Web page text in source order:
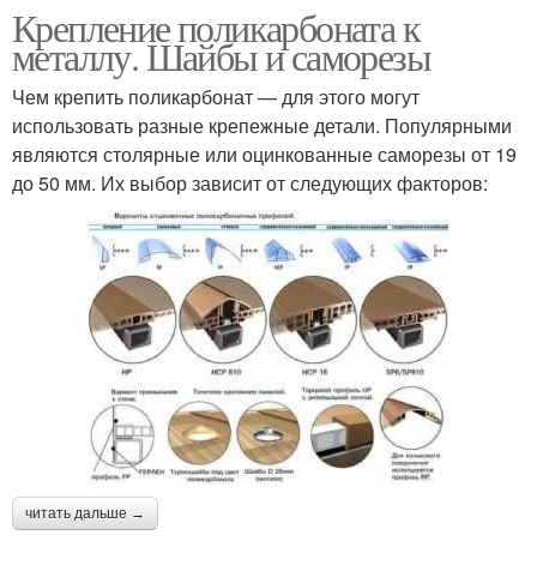
Крепление поликарбоната к
металлу. Шайбы и саморезы
Чем крепить поликарбонат — для этого могут
использовать разные крепежные детали. Популярными
являются столярные или оцинкованные саморезы от 19
до 50 мм. Их выбор зависит от следующих факторов:
читать дальше →